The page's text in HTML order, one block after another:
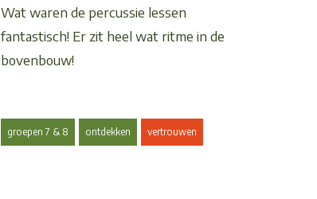
Wat waren de percussie lessen
fantastisch! Er zit heel wat ritme in de
bovenbouw!
groepen 7 & 8 ontdekken vertrouwen